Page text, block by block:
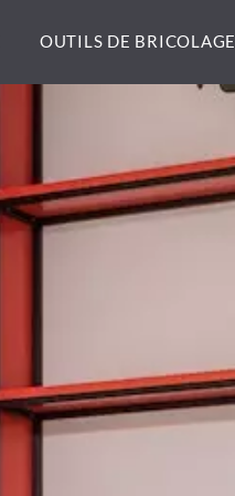
OUTILS DE BRICOLAGE